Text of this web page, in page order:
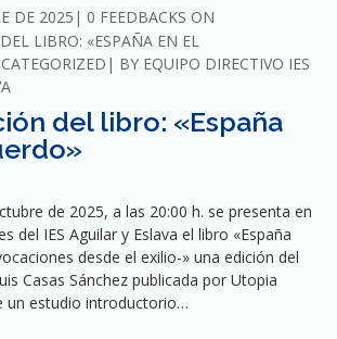
DE 2025 COMMENTS
0 FEEDBACKS ON
LIBRO: «ESPAÑA EN EL
BY EQUIPO DIRECTIVO IES
del libro: «España
de 2025, a las 20:00 h. se presenta en
del IES Aguilar y Eslava el libro «España
desde el exilio-» una edición del
Casas Sánchez publicada por Utopia
un estudio introductorio…